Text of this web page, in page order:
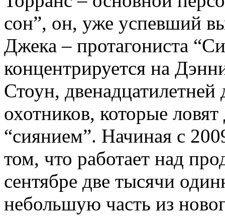
сон”, он, уже успевший
Джека – протагониста
концентрируется на
Стоун,
охотников, которые
“сиянием”. Начиная с
том, что работает над
сентябре две тысячи
небольшую часть из